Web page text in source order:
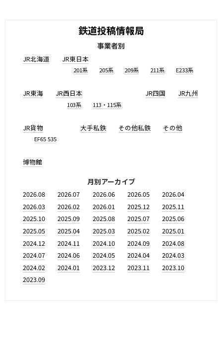
鉄道投稿情報局
事業者別
JR北海道 JR東日本
201系 205系 209系 211系 E233系
JR東海 JR西日本
103系 113・115系
JR四国 JR九州
JR貨物
EF65 535
大手私鉄 その他私鉄 その他
博物館
月別アーカイブ
2026.08 2026.07 2026.06 2026.05
2026.04
2026.03
2026.02 2026.01 2025.12
2025.11
2025.10
2025.09 2025.08 2025.07
2025.06
2025.05
2025.04 2025.03 2025.02
2025.01
2024.12
2024.11 2024.10 2024.09
2024.08
2024.07
2024.06 2024.05 2024.04
2024.03
2024.02
2024.01 2023.12 2023.11
2023.10
2023.09